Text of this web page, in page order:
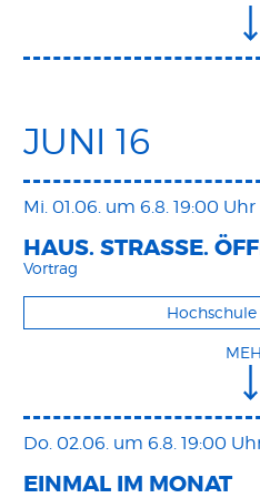
JUNI 16
Mi. 01.06. um 6.8. 19:00 Uhr
HAUS. STRASSE.
Vortrag
Hochschule
Do. 02.06. um 6.8. 19:00
EINMAL IM MONAT